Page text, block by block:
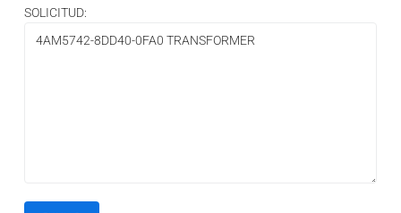
SOLICITUD: